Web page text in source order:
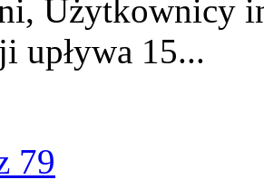
Użytkownicy
upływa 15...
79